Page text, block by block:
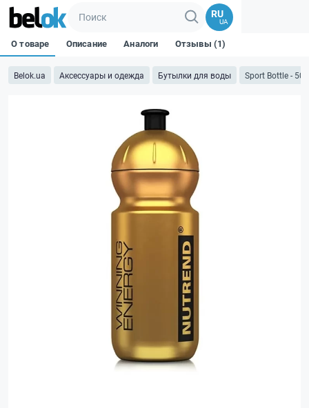
RU
UA
Belok.ua Аксессуары и одежда Бутылки для воды Sport Bottle -
О товаре Описание Аналоги Отзывы (1)